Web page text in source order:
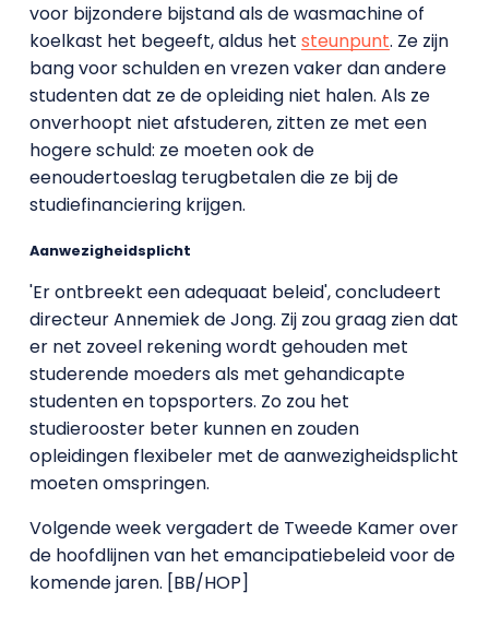
voor bijzondere bijstand als de wasmachine of
koelkast het begeeft, aldus het steunpunt. Ze zijn
bang voor schulden en vrezen vaker dan andere
studenten dat ze de opleiding niet halen. Als ze
onverhoopt niet afstuderen, zitten ze met een
hogere schuld: ze moeten ook de
eenoudertoeslag terugbetalen die ze bij de
studiefinanciering krijgen.
Aanwezigheidsplicht
'Er ontbreekt een adequaat beleid', concludeert
directeur Annemiek de Jong. Zij zou graag zien dat
er net zoveel rekening wordt gehouden met
studerende moeders als met gehandicapte
studenten en topsporters. Zo zou het
studierooster beter kunnen en zouden
opleidingen flexibeler met de aanwezigheidsplicht
moeten omspringen.
Volgende week vergadert de Tweede Kamer over
de hoofdlijnen van het emancipatiebeleid voor de
komende jaren. [BB/HOP]